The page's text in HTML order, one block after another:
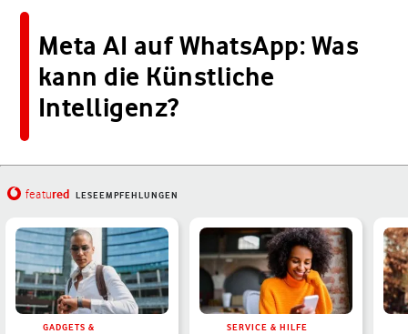
Meta AI auf WhatsApp: Was
kann die Künstliche
Intelligenz?
featured LESEEMPFEHLUNGEN
GADGETS &
SERVICE & HILFE